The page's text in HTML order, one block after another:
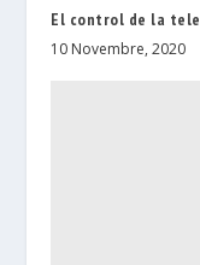
El control de la
10 Novembre, 2020